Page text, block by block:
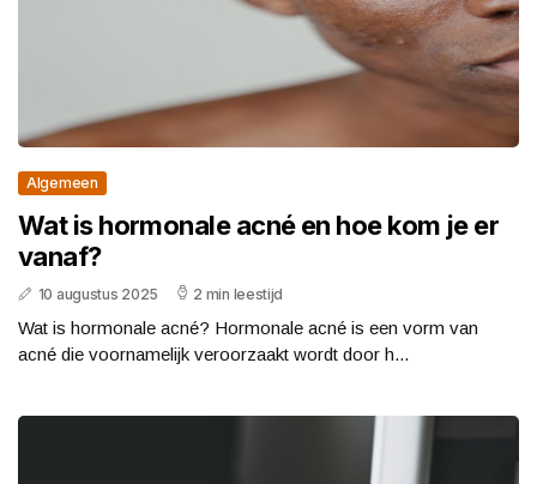
Algemeen
Wat is hormonale acné en hoe kom je er
vanaf?
10 augustus 2025 2 min leestijd
Wat is hormonale acné? Hormonale acné is een vorm van
acné die voornamelijk veroorzaakt wordt door h...